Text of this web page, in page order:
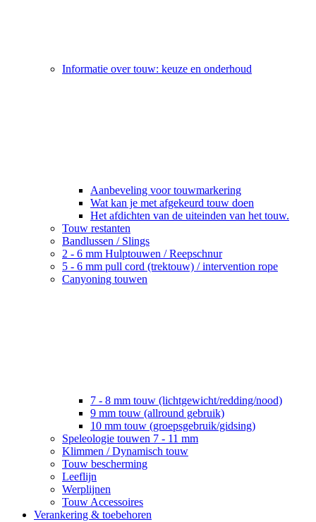
Informatie over touw: keuze en onderhoud
Aanbeveling voor touwmarkering
Wat kan je met afgekeurd touw doen
Het afdichten van de uiteinden van het touw.
Touw restanten
Bandlussen / Slings
2 - 6 mm Hulptouwen / Reepschnur
5 - 6 mm pull cord (trektouw) / intervention rope
Canyoning touwen
7 - 8 mm touw (lichtgewicht/redding/nood)
9 mm touw (allround gebruik)
10 mm touw (groepsgebruik/gidsing)
Speleologie touwen 7 - 11 mm
Klimmen / Dynamisch touw
Touw bescherming
Leeflijn
Werplijnen
Touw Accessoires
Verankering & toebehoren